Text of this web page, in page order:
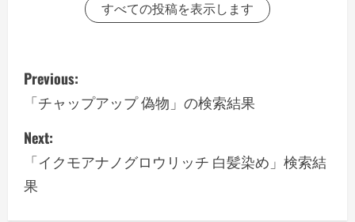
すべての投稿を表示します
P
o
s
n
Previous:
「チャップアップ 偽物」の検索結果
Next:
「イクモアナノグロウリッチ 白髪染め」検索結
果